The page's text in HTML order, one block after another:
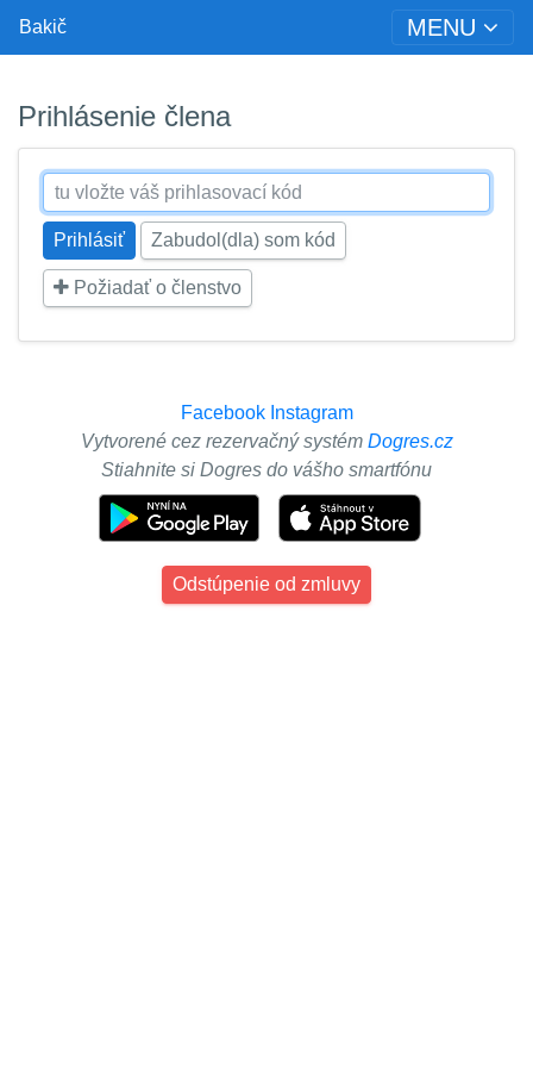
Bakič MENU
Prihlásenie člena
Zabudol(dla) som kód
Požiadať o členstvo
Facebook Instagram
Vytvorené cez rezervačný systém Dogres.cz
Stiahnite si Dogres do vášho smartfónu
Odstúpenie od zmluvy